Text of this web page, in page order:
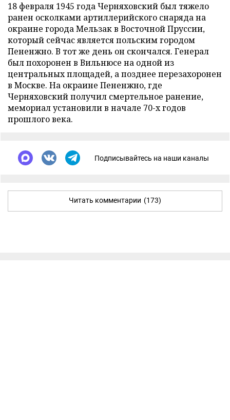
18 февраля 1945 года Черняховский был тяжело
ранен осколками артиллерийского снаряда на
окраине города Мельзак в Восточной Пруссии,
который сейчас является польским городом
Пененжно. В тот же день он скончался. Генерал
был похоронен в Вильнюсе на одной из
центральных площадей, а позднее перезахоронен
в Москве. На окраине Пененжно, где
Черняховский получил смертельное ранение,
мемориал установили в начале 70-х годов
прошлого века.
Подписывайтесь на наши каналы
Читать комментарии (173)